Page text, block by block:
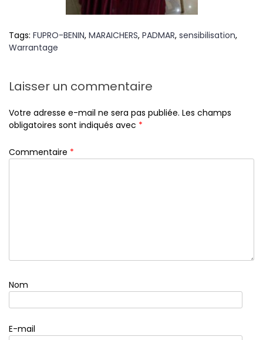
Tags: FUPRO-BENIN, MARAICHERS, PADMAR, sensibilisation,
Warrantage
Laisser un commentaire
Votre adresse e-mail ne sera pas publiée. Les champs
obligatoires sont indiqués avec *
Commentaire *
Nom
E-mail